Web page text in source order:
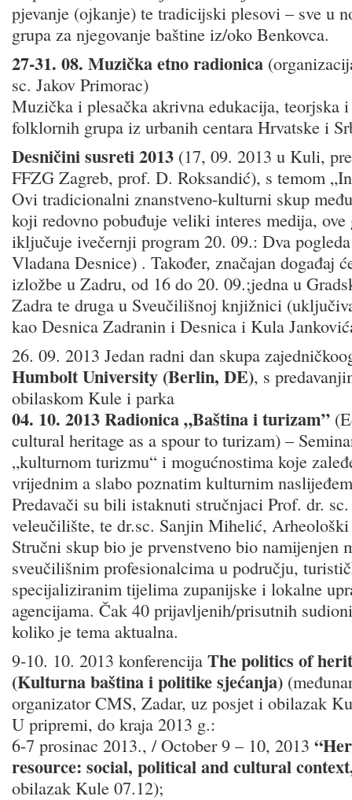
pjevanje (ojkanje) te tradicijski plesovi – sve u
grupa za njegovanje baštine iz/oko Benkovca.
27-31. 08. Muzička etno radionica
sc. Jakov Primorac)
Muzička i plesačka akrivna edukacija, teorjska
folklornih grupa iz urbanih centara Hrvatske i
Desničini susreti 2013 (17, 09. 2013 u Kuli,
FFZG Zagreb, prof. D. Roksandić), s temom
Ovi tradicionalni znanstveno-kulturni skup
koji redovno pobuđuje veliki interes medija,
iključuje ivečernji program 20. 09.: Dva
Vladana Desnice) . Također, značajan događaj
izložbe u Zadru, od 16 do 20. 09.;jedna u
Zadra te druga u Sveučilišnoj knjižnici
kao Desnica Zadranin i Desnica i Kula
26. 09. 2013 Jedan radni dan skupa
Humbolt University (Berlin, DE), s
obilaskom Kule i parka
04. 10. 2013 Radionica „Baština i turizam”
cultural heritage as a spour to turizam) –
„kulturnom turizmu“ i mogućnostima koje
vrijednim a slabo poznatim kulturnim
Predavači su bili istaknuti stručnjaci Prof. dr.
veleučilište, te dr.sc. Sanjin Mihelić,
Stručni skup bio je prvenstveno bio namijenjen
sveučilišnim profesionalcima u području,
specijaliziranim tijelima zupanijske i lokalne
agencijama. Čak 40 prijavljenih/prisutnih
koliko je tema aktualna.
9-10. 10. 2013 konferencija The politics of
(Kulturna baština i politike sjećanja)
organizator CMS, Zadar, uz posjet i obilazak
U pripremi, do kraja 2013 g.:
6-7 prosinac 2013., / October 9 – 10, 2013
resource: social, political and cultural
obilazak Kule 07.12);